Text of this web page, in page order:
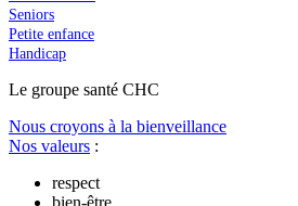
Seniors
Petite enfance
Handicap
Le groupe santé CHC
Nous croyons à la bienveillance
Nos valeurs :
respect